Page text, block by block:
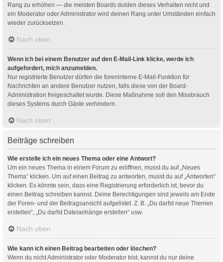
Rang zu erhöhen — die meisten Boards dulden dieses Verhalten nicht und
ein Moderator oder Administrator wird deinen Rang unter Umständen einfach
wieder zurücksetzen.
Nach oben
Wenn ich bei einem Benutzer auf den E-Mail-Link klicke, werde ich
aufgefordert, mich anzumelden.
Nur registrierte Benutzer dürfen die foreninterne E-Mail-Funktion für
Nachrichten an andere Benutzer nutzen, falls diese von der Board-
Administration freigeschaltet wurde. Diese Maßnahme soll den Missbrauch
dieses Systems durch Gäste verhindern.
Nach oben
Beiträge schreiben
Wie erstelle ich ein neues Thema oder eine Antwort?
Um ein neues Thema in einem Forum zu eröffnen, musst du auf „Neues
Thema“ klicken. Um auf einen Beitrag zu antworten, musst du auf „Antworten“
klicken. Es könnte sein, dass eine Registrierung erforderlich ist, bevor du
einen Beitrag schreiben kannst. Deine Berechtigungen sind jeweils am Ende
der Foren- und der Beitragsansicht aufgelistet. Z. B. „Du darfst neue Themen
erstellen“, „Du darfst Dateianhänge erstellen“ usw.
Nach oben
Wie kann ich einen Beitrag bearbeiten oder löschen?
Wenn du nicht Administrator oder Moderator bist, kannst du nur deine